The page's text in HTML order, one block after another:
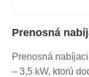
Prenosná
Prenosná
– 3,5 kW, ktorú